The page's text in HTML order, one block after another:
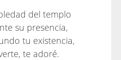
del templo
su presencia,
tu existencia,
te adoré.